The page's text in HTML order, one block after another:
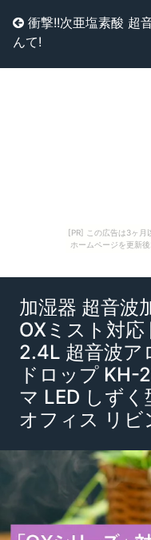
[PR] この広告は3ヶ月
ホームページを更新
衝撃!!次亜塩素酸 超
んて!
加湿器 超音波
OXミスト対応
2.4L 超音波ア
ドロップ KH-
マ LED しず
オフィス リビ